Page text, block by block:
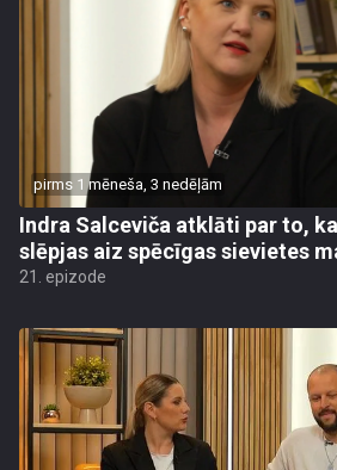
pirms 1 mēneša, 3 nedēļām
Indra Salceviča atklāti par to,
slēpjas aiz spēcīgas sievietes
21. epizode